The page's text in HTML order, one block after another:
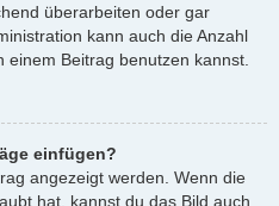
überarbeiten oder gar
kann auch die Anzahl
Beitrag benutzen kannst.
einfügen?
angezeigt werden. Wenn die
hat, kannst du das Bild auch